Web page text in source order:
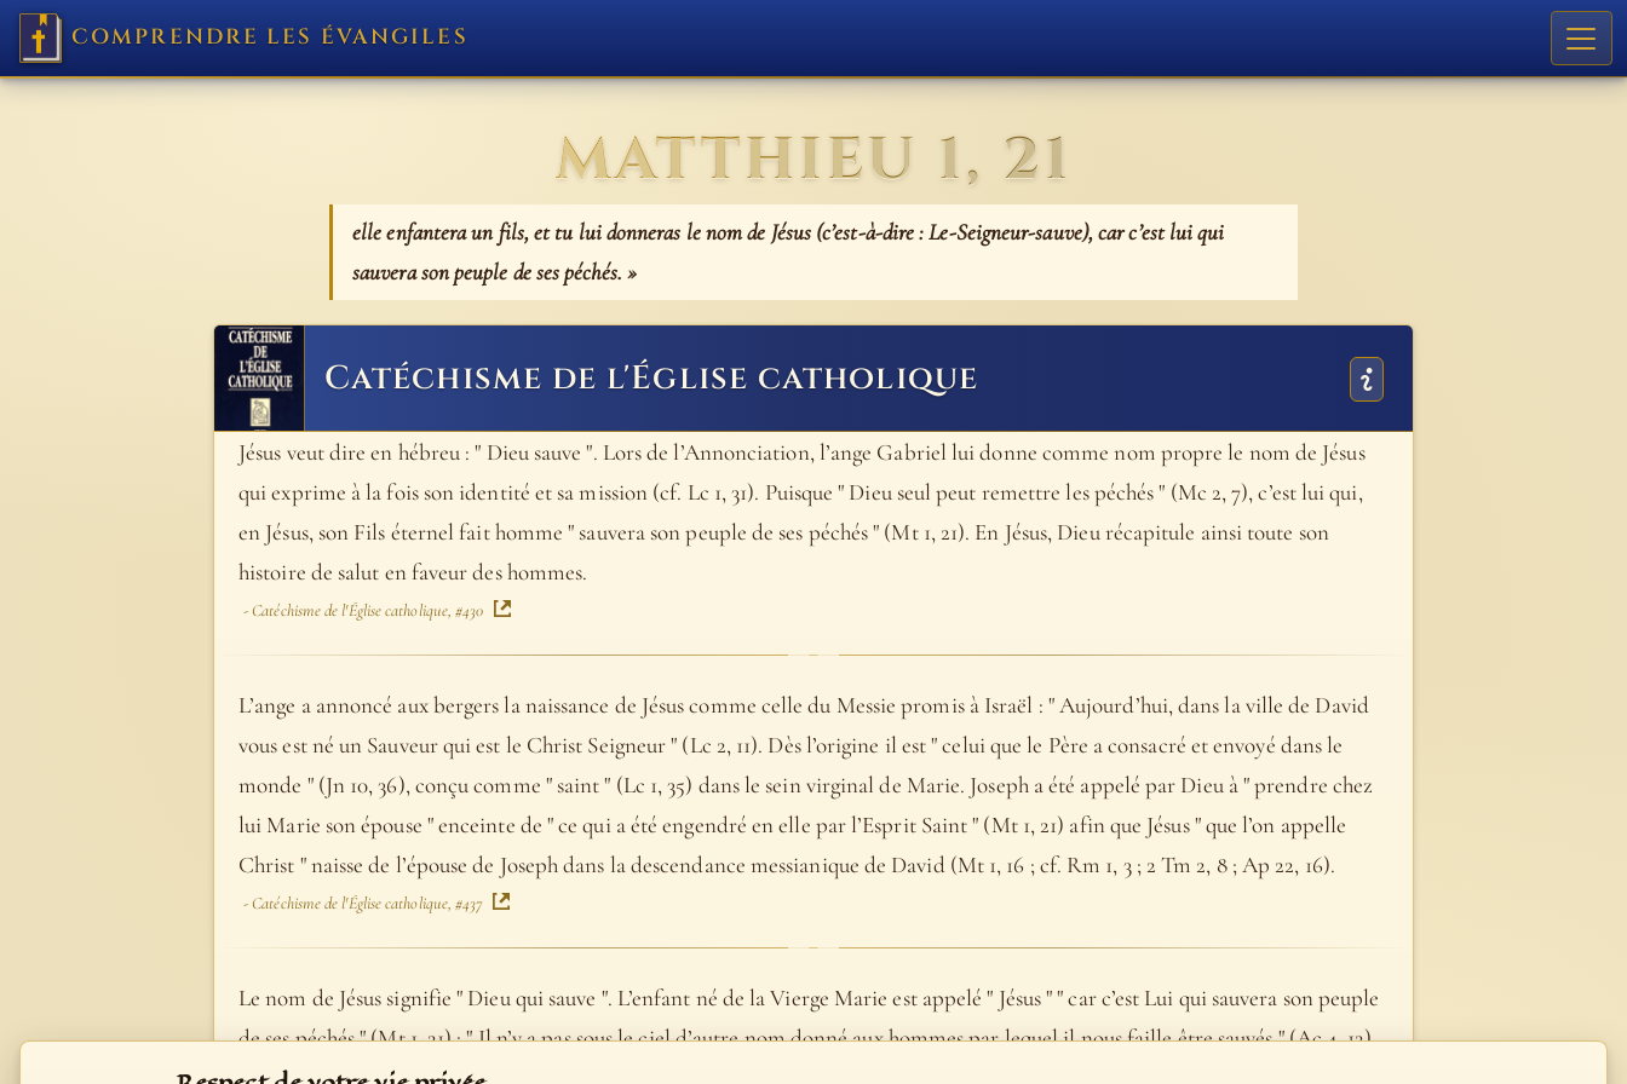
COMPRENDRE LES ÉVANGILES
MATTHIEU 1, 21
elle enfantera un fils, et tu lui donneras le nom de Jésus (c’est-à-dire : Le-Seigneur-sauve), car c’est lui qui
sauvera son peuple de ses péchés. »
Catéchisme de l'Église catholique
Jésus veut dire en hébreu : " Dieu sauve ". Lors de l’Annonciation, l’ange Gabriel lui donne comme nom propre le nom de Jésus
qui exprime à la fois son identité et sa mission (cf. Lc 1, 31). Puisque " Dieu seul peut remettre les péchés " (Mc 2, 7), c’est lui qui,
en Jésus, son Fils éternel fait homme " sauvera son peuple de ses péchés " (Mt 1, 21). En Jésus, Dieu récapitule ainsi toute son
histoire de salut en faveur des hommes.
- Catéchisme de l'Église catholique, #430
L’ange a annoncé aux bergers la naissance de Jésus comme celle du Messie promis à Israël : " Aujourd’hui, dans la ville de David
vous est né un Sauveur qui est le Christ Seigneur " (Lc 2, 11). Dès l’origine il est " celui que le Père a consacré et envoyé dans le
monde " (Jn 10, 36), conçu comme " saint " (Lc 1, 35) dans le sein virginal de Marie. Joseph a été appelé par Dieu à " prendre chez
lui Marie son épouse " enceinte de " ce qui a été engendré en elle par l’Esprit Saint " (Mt 1, 21) afin que Jésus " que l’on appelle
Christ " naisse de l’épouse de Joseph dans la descendance messianique de David (Mt 1, 16 ; cf. Rm 1, 3 ; 2 Tm 2, 8 ; Ap 22, 16).
- Catéchisme de l'Église catholique, #437
Le nom de Jésus signifie " Dieu qui sauve ". L’enfant né de la Vierge Marie est appelé " Jésus " " car c’est Lui qui sauvera son peuple
de ses péchés " (Mt 1, 21) : " Il n’y a pas sous le ciel d’autre nom donné aux hommes par lequel il nous faille être sauvés " (Ac 4, 12).
- Catéchisme de l'Église catholique, #452